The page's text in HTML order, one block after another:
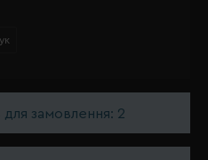
для замовлення: 2